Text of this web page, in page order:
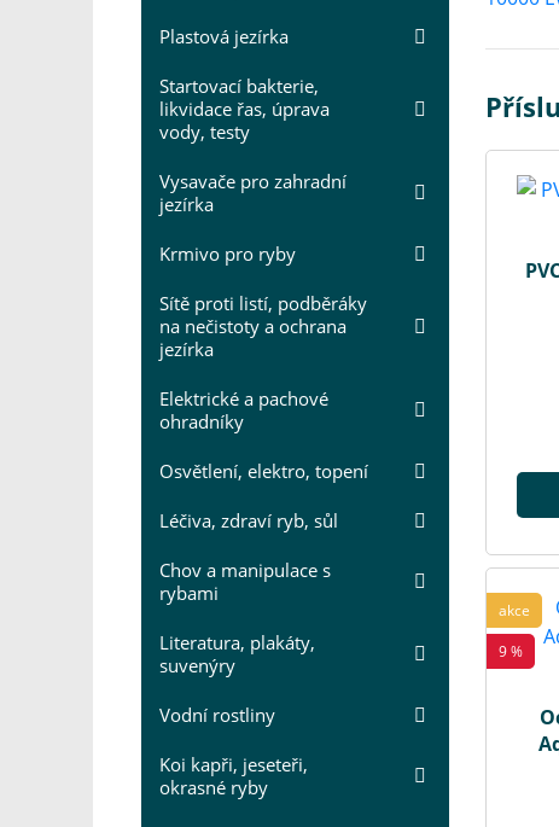
Plastová jezírka
Startovací bakterie,
likvidace řas, úprava
vody, testy
Vysavače pro zahradní
jezírka
Krmivo pro ryby
Sítě proti listí, podběráky
na nečistoty a ochrana
jezírka
Elektrické a pachové
ohradníky
Osvětlení, elektro, topení
Léčiva, zdraví ryb, sůl
Chov a manipulace s
rybami
Literatura, plakáty,
suvenýry
Vodní rostliny
Koi kapři, jeseteři,
okrasné ryby
akce
9 %